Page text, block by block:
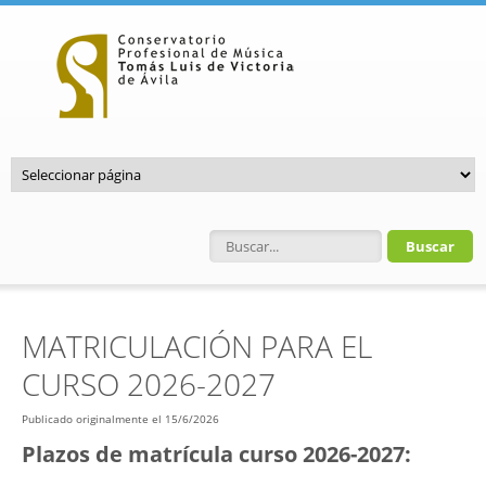
Formulario de búsqueda
MATRICULACIÓN PARA EL
CURSO 2026-2027
Publicado originalmente el 15/6/2026
Plazos de matrícula curso 2026-2027: